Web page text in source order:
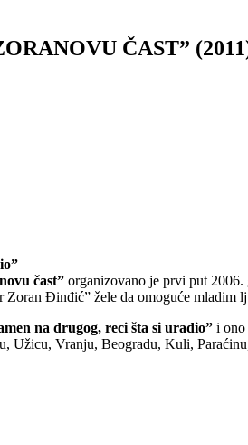
ČAST”
čast” organizovano je prvi put
Đinđić” žele da omoguće mladim
na drugog, reci šta si uradio” i ono
Užicu, Vranju, Beogradu, Kuli,